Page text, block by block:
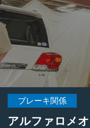
ブレーキ関係
アルファロメ